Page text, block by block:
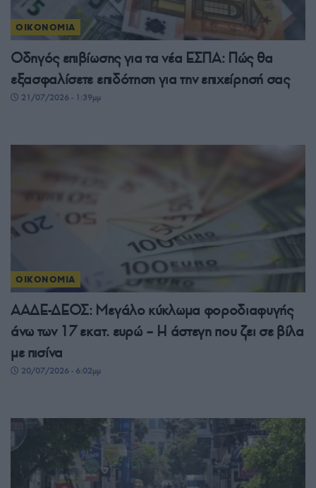
ΟΙΚΟΝΟΜΙΑ
Οδηγός επιβίωσης για τα νέα ΕΣΠΑ: Πώς θα
εξασφαλίσετε επιδότηση για την επιχείρησή σας
21/07/2026 - 1:39μμ
ΟΙΚΟΝΟΜΙΑ
ΑΑΔΕ-ΔΕΟΣ: Μεγάλο κύκλωμα φοροδιαφυγής
άνω των 17 εκατ. ευρώ – Η άστεγη που ζει σε βίλα
με πισίνα
20/07/2026 - 6:02μμ